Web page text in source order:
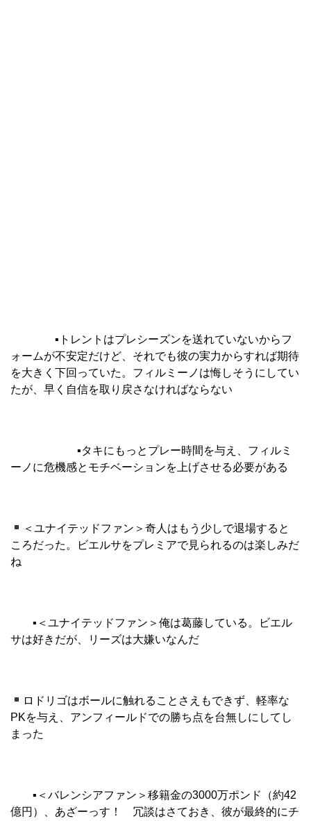
▪︎ トレントはプレシーズンを送れていないからフ
ォームが不安定だけど、それでも彼の実力からすれば期待
を大きく下回っていた。フィルミーノは悔しそうにしてい
たが、早く自信を取り戻さなければならない
▪︎タキにもっとプレー時間を与え、フィルミ
ーノに危機感とモチベーションを上げさせる必要がある
＜ユナイテッドファン＞奇人はもう少しで退場すると
ころだった。ビエルサをプレミアで見られるのは楽しみだ
ね
▪︎ ＜ユナイテッドファン＞俺は葛藤している。ビエル
サは好きだが、リーズは大嫌いなんだ
ロドリゴはボールに触れることさえもできず、軽率な
PKを与え、アンフィールドでの勝ち点を台無しにしてし
まった
▪︎ ＜バレンシアファン＞移籍金の3000万ポンド（約42
億円）、あざーっす！ 冗談はさておき、彼が最終的にチ